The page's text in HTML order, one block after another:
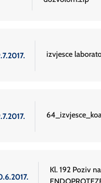
izvjesce
Kl. 192 Poziv